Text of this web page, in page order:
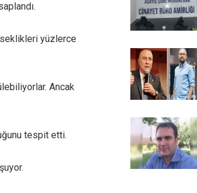
yüzlerce
Ancak
tespit etti.